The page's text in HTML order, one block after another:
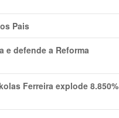
Pais
e defende a Reforma
Ferreira explode 8.850%